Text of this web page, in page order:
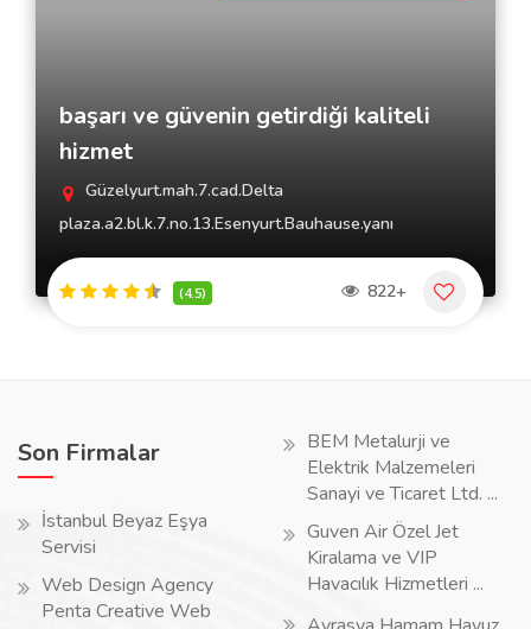
başarı ve güvenin getirdiği kaliteli
hizmet
Güzelyurt.mah.7.cad.Delta
plaza.a2.bl.k.7.no.13.Esenyurt.Bauhause.yanı
(4.5) 822+
Son Firmalar
İstanbul Beyaz Eşya
Servisi
Web Design Agency
Penta Creative Web
BEM Metalurji ve
Elektrik Malzemeleri
Sanayi ve Ticaret Ltd. ...
Guven Air Özel Jet
Kiralama ve VIP
Havacılık Hizmetleri ...